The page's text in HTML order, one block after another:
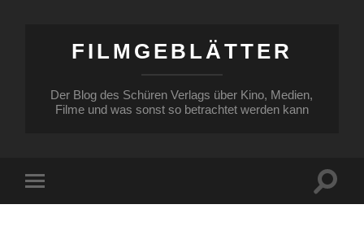
FILMGEBLÄTTER
Der Blog des Schüren Verlags über Kino, Medien,
Filme und was sonst so betrachtet werden kann
Menü